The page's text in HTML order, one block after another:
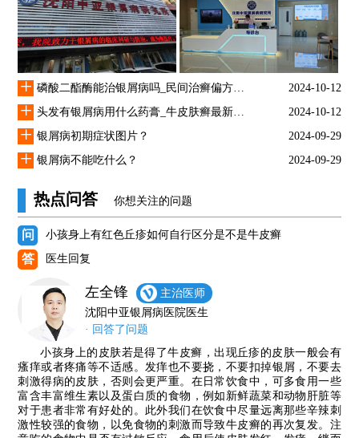
+ 磷酸二酯酶能治银屑病吗_民间治癣偏方大全 2024-10-12
+ 头发有银屑病用什么药膏_牛皮肤癣最新治疗方法 2024-10-12
+ 银屑病初期症状图片？ 2024-09-29
+ 银屑病不能吃什么？ 2024-09-29
热点问答 你想关注的问题
问 小孩身上有红色丘疹如何自行区分是不是牛皮癣
答 医生回复
左全锋
主治医师
沈阳中亚银屑病医院医生
· 回答了问题
小孩身上的皮肤若是得了牛皮癣，出现丘疹的皮肤一般会有
瘙痒或者疼痛等不适感。发痒也不要挠，不要扣掉银屑，不要去
刺激得病的皮肤，否则会更严重。在日常饮食中，可多食用一些
富含丰富维生素以及蛋白质的食物，例如新鲜蔬菜和动物肝脏等
对于患者非常有好处的。此外我们在饮食中尽量远离那些辛辣刺
激性较强的食物，以免食物的刺激而导致牛皮癣的再次复发。注